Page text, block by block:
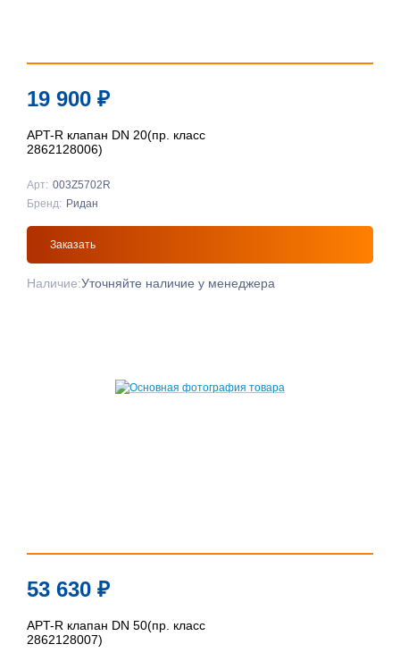
19 900 ₽
APT-R клапан DN 20(пр. класс
2862128006)
Арт: 003Z5702R
Бренд: Ридан
Заказать
Наличие:Уточняйте наличие у менеджера
53 630 ₽
APT-R клапан DN 50(пр. класс
2862128007)